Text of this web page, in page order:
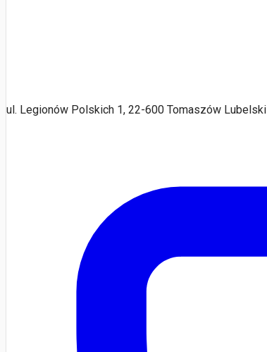
ul. Legionów Polskich 1, 22-600 Tomaszów Lubelski